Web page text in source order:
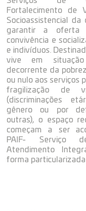
Fortalecimento de
Socioassistencial da
garantir a oferta
convivência e
e indivíduos.
vive em
decorrente da
ou nulo aos serviços
fragilização de
(discriminações
gênero ou por
outras), o espaço
começam a ser
PAIF- Serviço
Atendimento
forma